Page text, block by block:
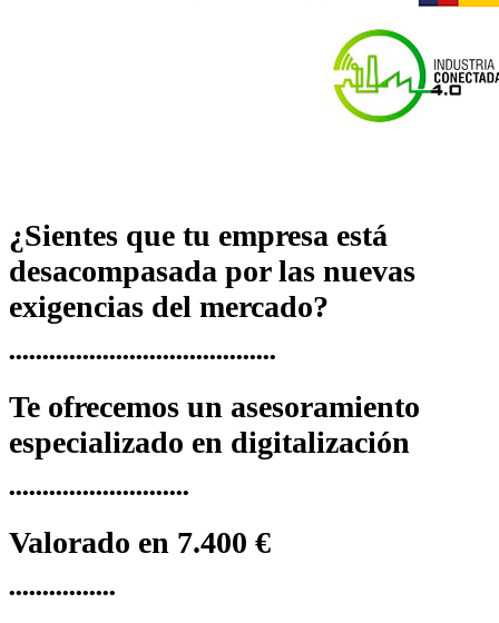
¿Sientes que tu empresa está
desacompasada por las nuevas
exigencias del mercado?
••••••••••••••••••••••••••••••••••••••••
Te ofrecemos un asesoramiento
especializado en digitalización
•••••••••••••••••••••••••••
Valorado en 7.400 €
••••••••••••••••